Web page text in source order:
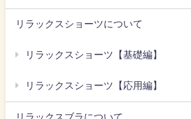
リラックスショーツについて
リラックスショーツ【基礎編】
リラックスショーツ【応用編】